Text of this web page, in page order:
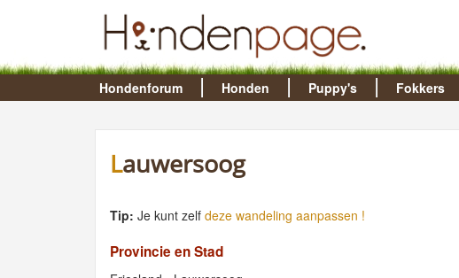
Hondenforum Honden Puppy's Fokkers
Lauwersoog
Tip: Je kunt zelf deze wandeling aanpassen !
Provincie en Stad